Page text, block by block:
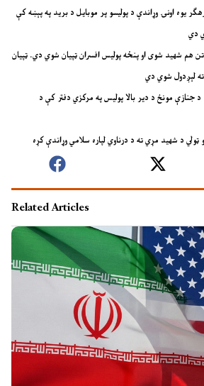
یوه اونۍ وړاندې د پولیسو پر موبایل د برید په پېښه کې
دي
هم شهید شوی او پنځه پولیس افسران ټپیان شوي دي. ټپیان
لېږدول شوي دي
مونځ د دیر بالا پولیس په مرکزي دفتر کې د
د شهید مړي ته د درناوي لپاره سلامي وړاندې کړه
Related Articles